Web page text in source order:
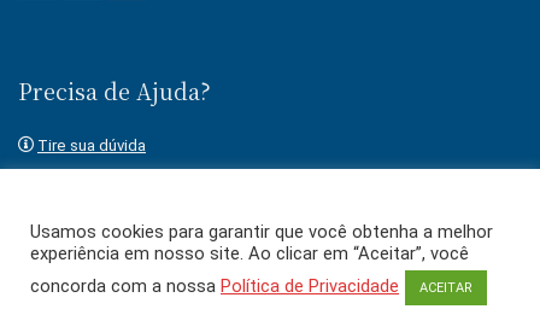
Precisa de Ajuda?
Tire sua dúvida
Usamos cookies para garantir que você obtenha a melhor
experiência em nosso site. Ao clicar em “Aceitar”, você
concorda com a nossa Política de Privacidade ACEITAR